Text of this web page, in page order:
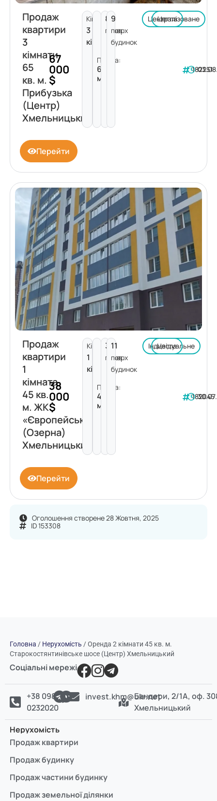
Оголошення створене 28 Жовтня, 2025
ID 153308
Продаж
квартири
3
кімнати
65
кв. м.
Прибузька
(Центр)
Хмельницький
67
000
$
Кімнат:
3
кімнати
Площа:
65
м²
8
поверх
9
пов.
будинок
Централізоване
Цегла
182251
Перейти
Продаж
квартири
1
кімната
45 кв.
м. ЖК
«Європейський»
(Озерна)
Хмельницький
38
000
$
Кімнат:
1
кімната
Площа:
45
м²
3
поверх
11
пов.
будинок
Індивідуальне
Цегла
182045
Перейти
Головна / Нерухомість /Оренда 2 кімнати 45 кв. м.
Старокостянтинівське шосе (Центр) Хмельницький
Соціальні мережі
+38 098
0232020
invest.khm@ukr.netБандери, 2/1А, оф.
Хмельницький
Нерухомість
Продаж квартири
Продаж будинку
Продаж частини будинку
Продаж земельної ділянки